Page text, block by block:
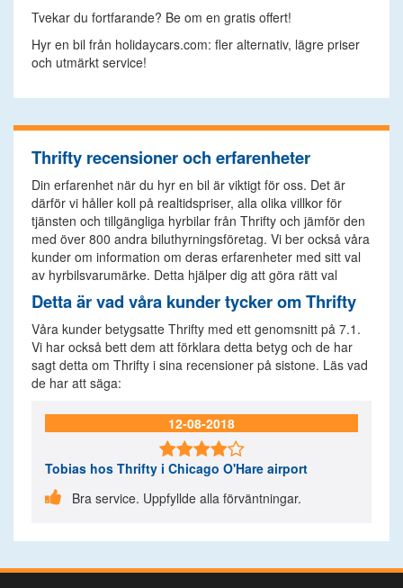
Tvekar du fortfarande? Be om en gratis offert!
Hyr en bil från holidaycars.com: fler alternativ, lägre priser
och utmärkt service!
Thrifty recensioner och erfarenheter
Din erfarenhet när du hyr en bil är viktigt för oss. Det är
därför vi håller koll på realtidspriser, alla olika villkor för
tjänsten och tillgängliga hyrbilar från Thrifty och jämför den
med över 800 andra biluthyrningsföretag. Vi ber också våra
kunder om information om deras erfarenheter med sitt val
av hyrbilsvarumärke. Detta hjälper dig att göra rätt val
Detta är vad våra kunder tycker om Thrifty
Våra kunder betygsatte Thrifty med ett genomsnitt på 7.1.
Vi har också bett dem att förklara detta betyg och de har
sagt detta om Thrifty i sina recensioner på sistone. Läs vad
de har att säga:
12-08-2018

Tobias hos Thrifty i Chicago O'Hare airport

Bra service. Uppfyllde alla förväntningar.